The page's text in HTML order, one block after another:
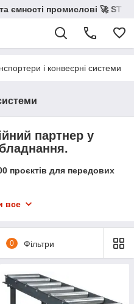
ємності промислові 🚀
і конвеєрні системи
партнер у
проєктів для передових
рішення, що відповідають
і виготовляємо усі
для насіння
Group
все
0 Фільтри